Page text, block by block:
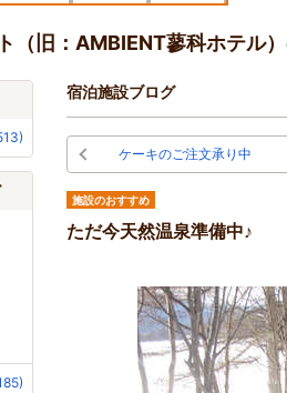
（旧：AMBIENT蓼科ホテル
宿泊施設ブログ
ケーキのご注文承り中
施設のおすすめ
ただ今天然温泉準備中♪